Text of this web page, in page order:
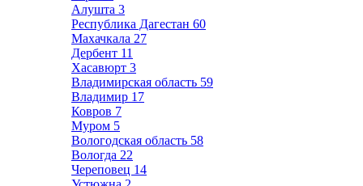
Алушта 3
Республика Дагестан 60
Махачкала 27
Дербент 11
Хасавюрт 3
Владимирская область 59
Владимир 17
Ковров 7
Муром 5
Вологодская область 58
Вологда 22
Череповец 14